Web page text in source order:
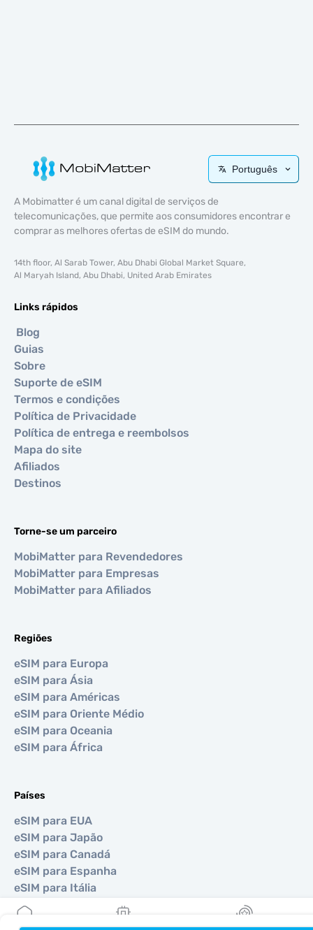
Português
A Mobimatter é um canal digital de serviços de
telecomunicações, que permite aos consumidores encontrar e
comprar as melhores ofertas de eSIM do mundo.
14th floor, Al Sarab Tower, Abu Dhabi Global Market Square,
Al Maryah Island, Abu Dhabi, United Arab Emirates
Links rápidos
Blog
Guias
Sobre
Suporte de eSIM
Termos e condições
Política de Privacidade
Política de entrega e reembolsos
Mapa do site
Afiliados
Destinos
Torne-se um parceiro
MobiMatter para Revendedores
MobiMatter para Empresas
MobiMatter para Afiliados
Regiões
eSIM para Europa
eSIM para Ásia
eSIM para Américas
eSIM para Oriente Médio
eSIM para Oceania
eSIM para África
Países
eSIM para EUA
eSIM para Japão
eSIM para Canadá
eSIM para Espanha
eSIM para Itália
eSIM para Reino Unido